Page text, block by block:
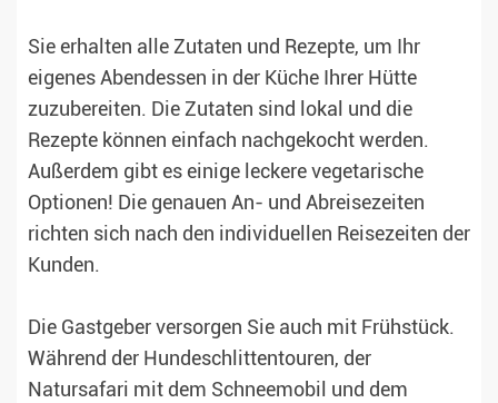
Sie erhalten alle Zutaten und Rezepte, um Ihr
eigenes Abendessen in der Küche Ihrer Hütte
zuzubereiten. Die Zutaten sind lokal und die
Rezepte können einfach nachgekocht werden.
Außerdem gibt es einige leckere vegetarische
Optionen! Die genauen An- und Abreisezeiten
richten sich nach den individuellen Reisezeiten der
Kunden.
Die Gastgeber versorgen Sie auch mit Frühstück.
Während der Hundeschlittentouren, der
Natursafari mit dem Schneemobil und dem